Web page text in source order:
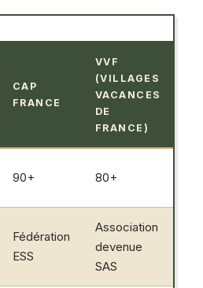
CAP
FRANCE
VVF
(VILLAGES
VACANCES
DE
FRANCE)
90+ 80+
Fédération
ESS
Association
devenue
SAS